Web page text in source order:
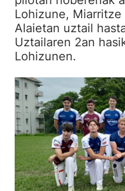
Lohizune, Miarritze
Alaietan uztail
Uztailaren 2an
Lohizunen.